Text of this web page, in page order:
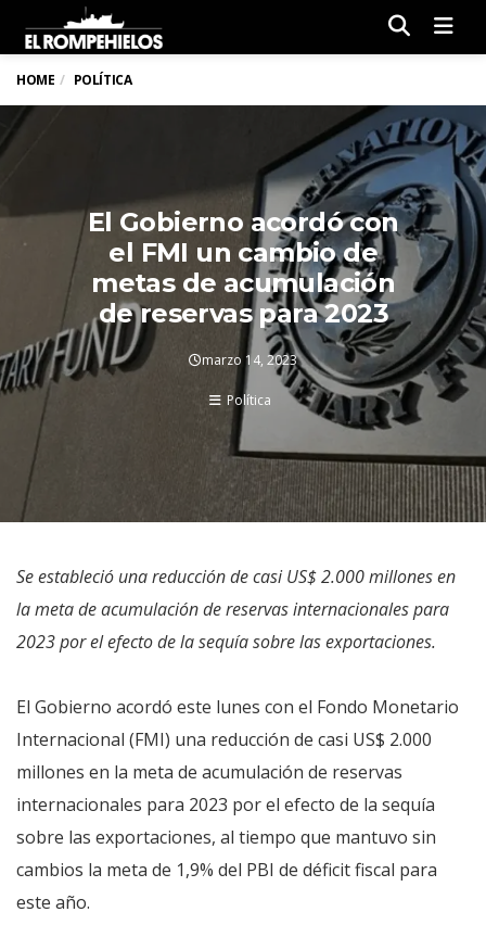
HOME POLÍTICA
El Gobierno acordó con
el FMI un cambio de
metas de acumulación
de reservas para 2023
marzo 14, 2023
Política
Se estableció una reducción de casi US$ 2.000 millones en
la meta de acumulación de reservas internacionales para
2023 por el efecto de la sequía sobre las exportaciones.
El Gobierno acordó este lunes con el Fondo Monetario
Internacional (FMI) una reducción de casi US$ 2.000
millones en la meta de acumulación de reservas
internacionales para 2023 por el efecto de la sequía
sobre las exportaciones, al tiempo que mantuvo sin
cambios la meta de 1,9% del PBI de déficit fiscal para
este año.